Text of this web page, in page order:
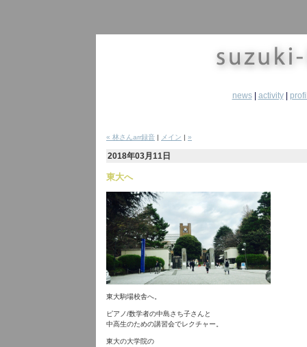
news| activity|
« 林さんarr録音 | メイン | »
2018年03月11日
東大へ
東大駒場校舎へ。
ピアノ/数学者の中島さち子さんと
中高生のための講習会でレクチャー。
東大の大学院の